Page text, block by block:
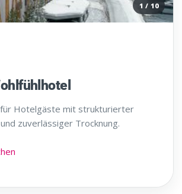
1 / 10
für Hotelgäste mit strukturierter
zuverlässiger Trocknung.